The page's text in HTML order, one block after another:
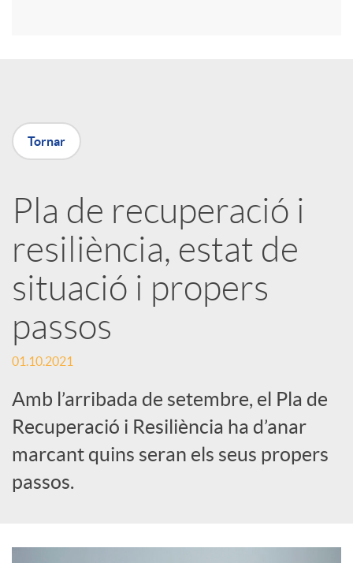
a
X
a
r
x
e
s
S
Tornar
Pla de recuperació i
resiliència, estat de
situació i propers
passos
01.10.2021
Amb l’arribada de setembre, el Pla de
Recuperació i Resiliència ha d’anar
marcant quins seran els seus propers
passos.